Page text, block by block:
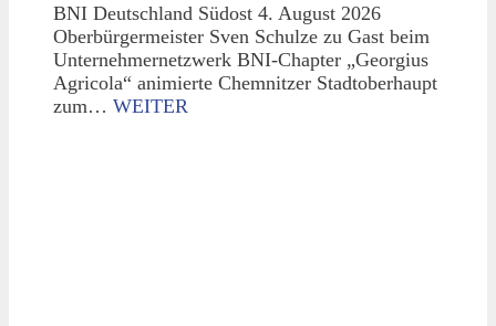
BNI Deutschland Südost 4. August 2026
Oberbürgermeister Sven Schulze zu Gast beim
Unternehmernetzwerk BNI-Chapter „Georgius
Agricola“ animierte Chemnitzer Stadtoberhaupt
zum… WEITER